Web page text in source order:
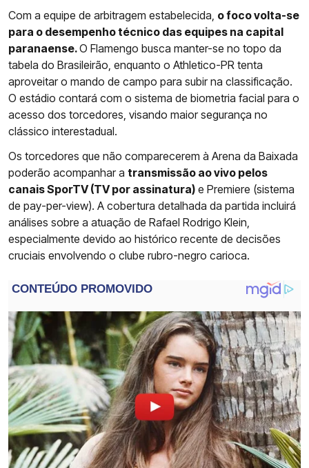
Com a equipe de arbitragem estabelecida, o foco volta-se
para o desempenho técnico das equipes na capital
paranaense.O Flamengo busca manter-se no topo da
tabela do Brasileirão, enquanto o Athletico-PR tenta
aproveitar o mando de campo para subir na classificação.
O estádio contará com o sistema de biometria facial para o
acesso dos torcedores, visando maior segurança no
clássico interestadual.
Os torcedores que não comparecerem à Arena da Baixada
poderão acompanhar a transmissão ao vivo pelos
canais SporTV (TV por assinatura) e Premiere (sistema
de pay-per-view). A cobertura detalhada da partida incluirá
análises sobre a atuação de Rafael Rodrigo Klein,
especialmente devido ao histórico recente de decisões
cruciais envolvendo o clube rubro-negro carioca.